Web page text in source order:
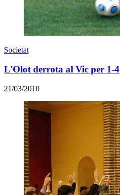
Societat
L'Olot derrota al Vic per 1-4
21/03/2010